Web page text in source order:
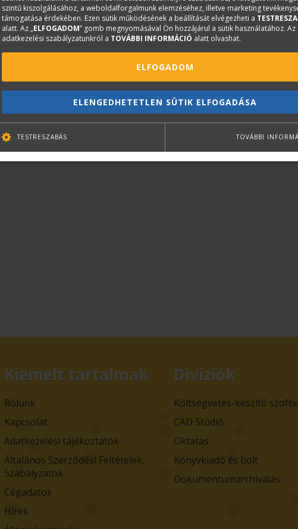
Kiemelt tartalmak
Rólunk
Kapcsolat
Adatkezelési tájékoztatók
Általános Szerződési Feltételek,
Szabályzatok
Cégadatok
Hírek
Divíziók
Költségvetés-készítő
CAD Stúdió
Oktatás
Könyvkiadó és bolt
Dokumentumarchiválás
szintű kiszolgálásához, a weboldalforgalmunk elemzéséhez, illetve marketing
támogatása érdekében. Ezen sütik működésének a beállítását elvégezheti a
alatt. Az „ELFOGADOM” gomb megnyomásával Ön hozzájárul a sütik használatához. Az
adatkezelési szabályzatunkról a TOVÁBBI INFORMÁCIÓ alatt olvashat.
ELFOGADOM
ELENGEDHETETLEN SÜTIK ELFOGADÁSA
TESTRESZABÁS TOVÁBBI